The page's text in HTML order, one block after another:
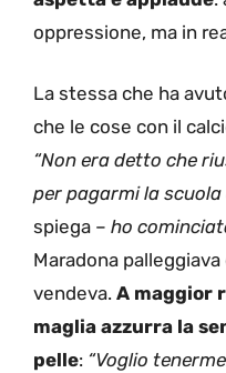
oppressione, ma in
La stessa che ha
che le cose con il
“Non era detto che
per pagarmi la
spiega – ho
Maradona
vendeva. A maggior
maglia azzurra la
pelle: “Voglio